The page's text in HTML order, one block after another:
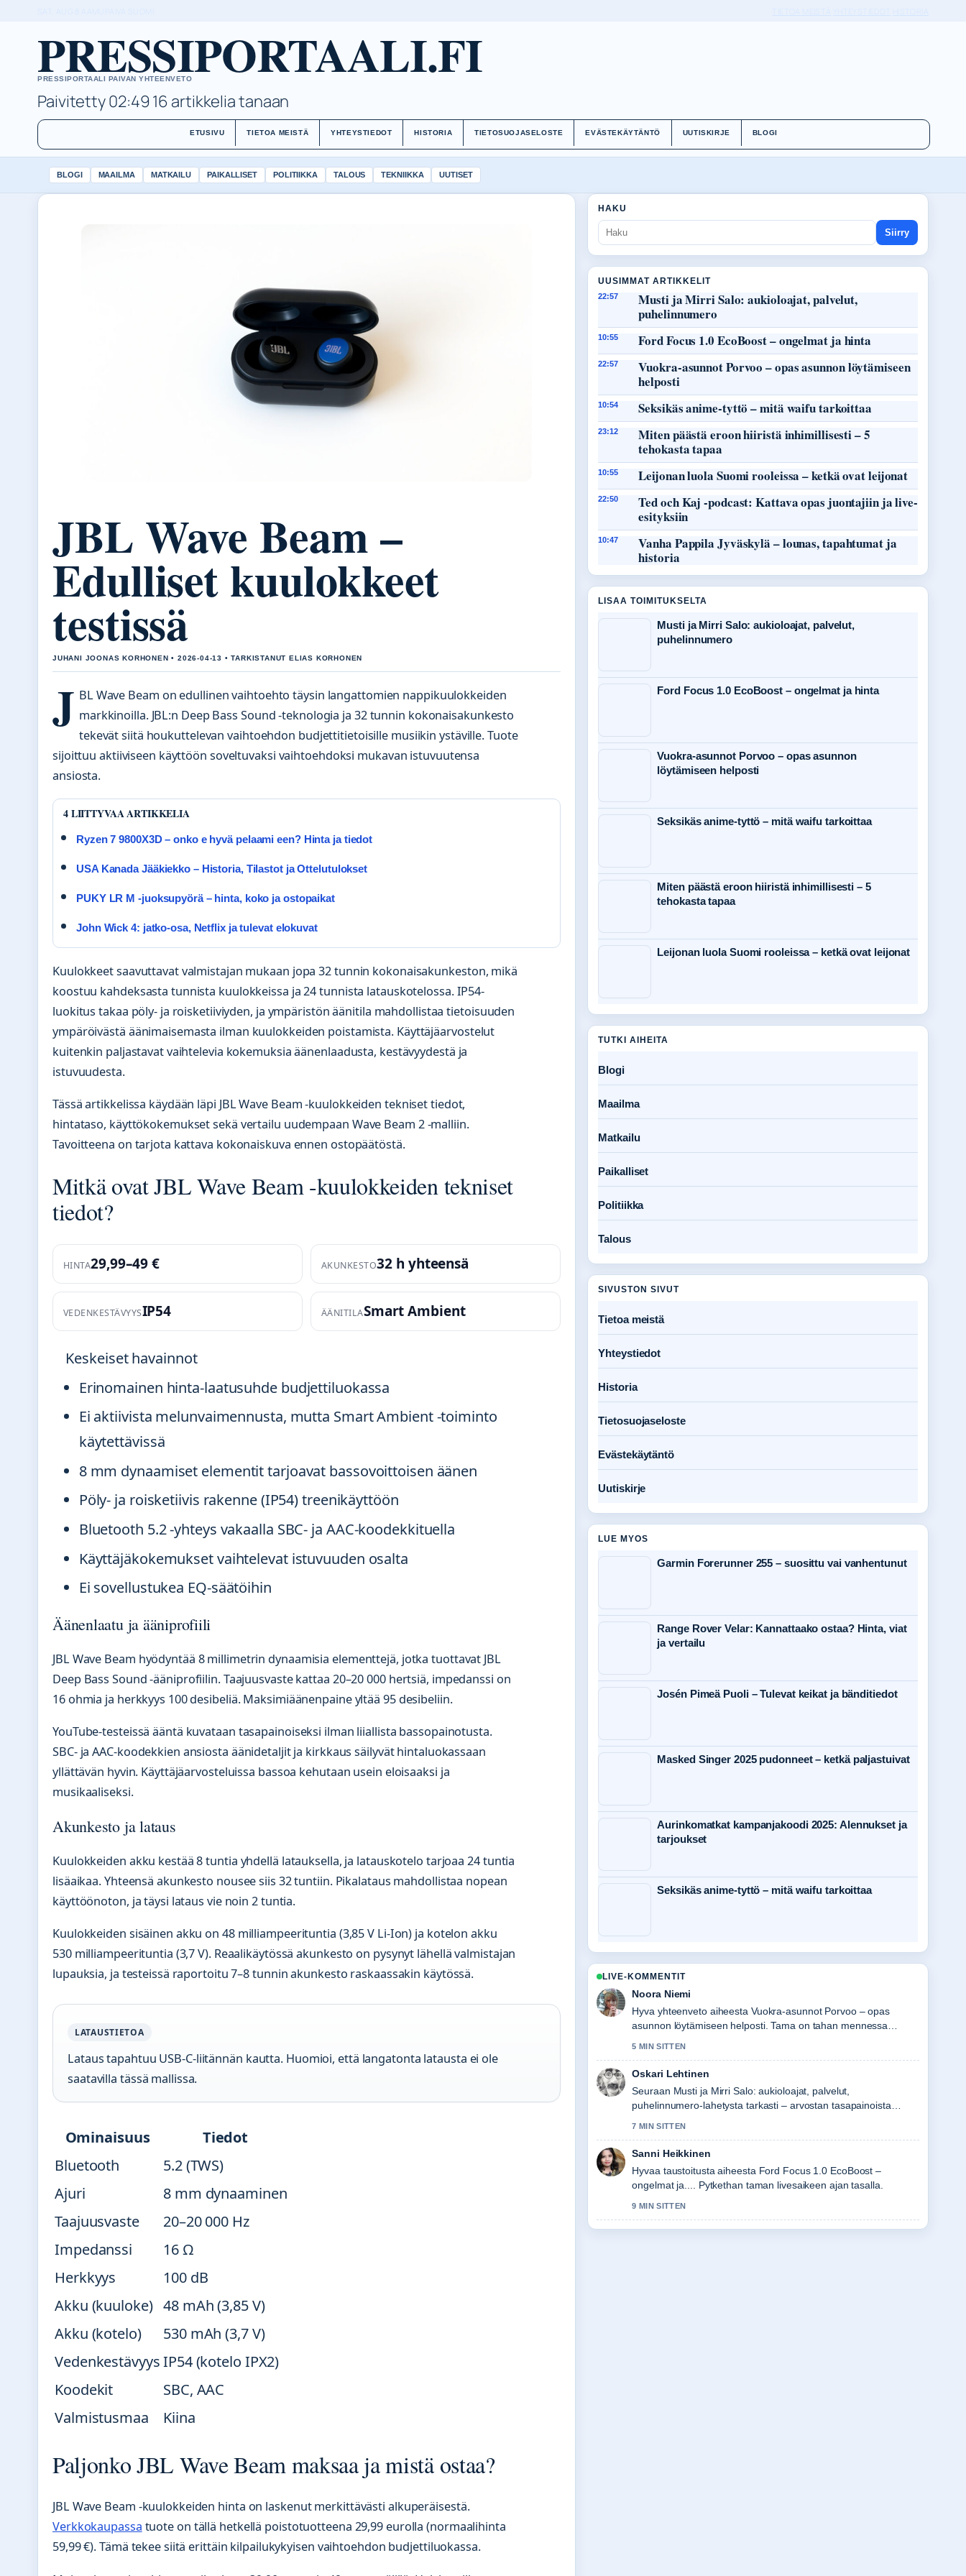
PRESSIPORTAALI.FI
PRESSIPORTAALI PAIVAN YHTEENVETO
Paivitetty 02:4916 artikkelia tanaan
ETUSIVU TIETOA MEISTÄ YHTEYSTIEDOT HISTORIA TIETOSUOJASELOSTE EVÄSTEKÄYTÄNTÖ UUTISKIRJE BLOGI
BLOGI MAAILMA MATKAILU PAIKALLISET POLITIIKKA TALOUS TEKNIIKKA UUTISET
JBL Wave Beam –
Edulliset kuulokkeet
testissä
JUHANI JOONAS KORHONEN • 2026-04-13 • TARKISTANUT ELIAS KORHONEN
J BL Wave Beam on edullinen vaihtoehto täysin langattomien nappikuulokkeiden
markkinoilla. JBL:n Deep Bass Sound -teknologia ja 32 tunnin kokonaisakunkesto
tekevät siitä houkuttelevan vaihtoehdon budjettitietoisille musiikin ystäville. Tuote
sijoittuu aktiiviseen käyttöön soveltuvaksi vaihtoehdoksi mukavan istuvuutensa
ansiosta.
4 LIITTYVAA ARTIKKELIA
Ryzen 7 9800X3D – onko e hyvä pelaami een? Hinta ja tiedot
USA Kanada Jääkiekko – Historia, Tilastot ja Ottelutulokset
PUKY LR M -juoksupyörä – hinta, koko ja ostopaikat
John Wick 4: jatko-osa, Netflix ja tulevat elokuvat
Kuulokkeet saavuttavat valmistajan mukaan jopa 32 tunnin kokonaisakunkeston, mikä
koostuu kahdeksasta tunnista kuulokkeissa ja 24 tunnista latauskotelossa. IP54-
luokitus takaa pöly- ja roisketiiviyden, ja ympäristön äänitila mahdollistaa tietoisuuden
ympäröivästä äänimaisemasta ilman kuulokkeiden poistamista. Käyttäjäarvostelut
kuitenkin paljastavat vaihtelevia kokemuksia äänenlaadusta, kestävyydestä ja
istuvuudesta.
Tässä artikkelissa käydään läpi JBL Wave Beam -kuulokkeiden tekniset tiedot,
hintataso, käyttökokemukset sekä vertailu uudempaan Wave Beam 2 -malliin.
Tavoitteena on tarjota kattava kokonaiskuva ennen ostopäätöstä.
Mitkä ovat JBL Wave Beam -kuulokkeiden tekniset
tiedot?
HINTA29,99–49 € AKUNKESTO32 h yhteensä
VEDENKESTÄVYYSIP54 ÄÄNITILASmart Ambient
Keskeiset havainnot
Erinomainen hinta-laatusuhde budjettiluokassa
Ei aktiivista melunvaimennusta, mutta Smart Ambient -toiminto
käytettävissä
8 mm dynaamiset elementit tarjoavat bassovoittoisen äänen
Pöly- ja roisketiivis rakenne (IP54) treenikäyttöön
Bluetooth 5.2 -yhteys vakaalla SBC- ja AAC-koodekkituella
Käyttäjäkokemukset vaihtelevat istuvuuden osalta
Ei sovellustukea EQ-säätöihin
Äänenlaatu ja ääniprofiili
JBL Wave Beam hyödyntää 8 millimetrin dynaamisia elementtejä, jotka tuottavat JBL
Deep Bass Sound -ääniprofiilin. Taajuusvaste kattaa 20–20 000 hertsiä, impedanssi on
16 ohmia ja herkkyys 100 desibeliä. Maksimiäänenpaine yltää 95 desibeliin.
YouTube-testeissä ääntä kuvataan tasapainoiseksi ilman liiallista bassopainotusta.
SBC- ja AAC-koodekkien ansiosta äänidetaljit ja kirkkaus säilyvät hintaluokassaan
yllättävän hyvin. Käyttäjäarvosteluissa bassoa kehutaan usein eloisaaksi ja
musikaaliseksi.
Akunkesto ja lataus
Kuulokkeiden akku kestää 8 tuntia yhdellä latauksella, ja latauskotelo tarjoaa 24 tuntia
lisäaikaa. Yhteensä akunkesto nousee siis 32 tuntiin. Pikalataus mahdollistaa nopean
käyttöönoton, ja täysi lataus vie noin 2 tuntia.
Kuulokkeiden sisäinen akku on 48 milliampeerituntia (3,85 V Li-Ion) ja kotelon akku
530 milliampeerituntia (3,7 V). Reaalikäytössä akunkesto on pysynyt lähellä valmistajan
lupauksia, ja testeissä raportoitu 7–8 tunnin akunkesto raskaassakin käytössä.
LATAUSTIETOA
Lataus tapahtuu USB-C-liitännän kautta. Huomioi, että langatonta latausta ei ole
saatavilla tässä mallissa.
Ominaisuus
Tiedot
Bluetooth
5.2 (TWS)
Ajuri
8 mm dynaaminen
Taajuusvaste
20–20 000 Hz
Impedanssi
16 Ω
Herkkyys
100 dB
Akku (kuuloke) 48 mAh (3,85 V)
Akku (kotelo)
530 mAh (3,7 V)
VedenkestävyysIP54 (kotelo IPX2)
Koodekit
SBC, AAC
Valmistusmaa
Kiina
Paljonko JBL Wave Beam maksaa ja mistä ostaa?
JBL Wave Beam -kuulokkeiden hinta on laskenut merkittävästi alkuperäisestä.
Verkkokaupassa tuote on tällä hetkellä poistotuotteena 29,99 eurolla (normaalihinta
59,99 €). Tämä tekee siitä erittäin kilpailukykyisen vaihtoehdon budjettiluokassa.
HAKU
Siirry
UUSIMMAT ARTIKKELIT
22:57
Musti ja Mirri Salo: aukioloajat, palvelut,
puhelinnumero
10:55 Ford Focus 1.0 EcoBoost – ongelmat ja hinta
22:57
Vuokra-asunnot Porvoo – opas asunnon löytämiseen
helposti
10:54 Seksikäs anime-tyttö – mitä waifu tarkoittaa
23:12
Miten päästä eroon hiiristä inhimillisesti – 5
tehokasta tapaa
10:55 Leijonan luola Suomi rooleissa – ketkä ovat leijonat
22:50
Ted och Kaj -podcast: Kattava opas juontajiin ja live-
esityksiin
10:47
Vanha Pappila Jyväskylä – lounas, tapahtumat ja
historia
LISAA TOIMITUKSELTA
Musti ja Mirri Salo: aukioloajat, palvelut,
puhelinnumero
Ford Focus 1.0 EcoBoost – ongelmat ja hinta
Vuokra-asunnot Porvoo – opas asunnon
löytämiseen helposti
Seksikäs anime-tyttö – mitä waifu tarkoittaa
Miten päästä eroon hiiristä inhimillisesti – 5
tehokasta tapaa
Leijonan luola Suomi rooleissa – ketkä ovat leijonat
TUTKI AIHEITA
Blogi
Maailma
Matkailu
Paikalliset
Politiikka
Talous
SIVUSTON SIVUT
Tietoa meistä
Yhteystiedot
Historia
Tietosuojaseloste
Evästekäytäntö
Uutiskirje
LUE MYOS
Garmin Forerunner 255 – suosittu vai vanhentunut
Range Rover Velar: Kannattaako ostaa? Hinta, viat
ja vertailu
Josén Pimeä Puoli – Tulevat keikat ja bänditiedot
Masked Singer 2025 pudonneet – ketkä paljastuivat
Aurinkomatkat kampanjakoodi 2025: Alennukset ja
tarjoukset
Seksikäs anime-tyttö – mitä waifu tarkoittaa
LIVE-KOMMENTIT
Noora Niemi
Hyva yhteenveto aiheesta Vuokra-asunnot Porvoo – opas
asunnon löytämiseen helposti. Tama on tahan mennessa
5 MIN SITTEN
Oskari Lehtinen
Seuraan Musti ja Mirri Salo: aukioloajat, palvelut,
puhelinnumero-lahetysta tarkasti – arvostan tasapainoista
7 MIN SITTEN
Sanni Heikkinen
Hyvaa taustoitusta aiheesta Ford Focus 1.0 EcoBoost –
ongelmat ja.... Pytkethan taman livesaikeen ajan tasalla.
9 MIN SITTEN